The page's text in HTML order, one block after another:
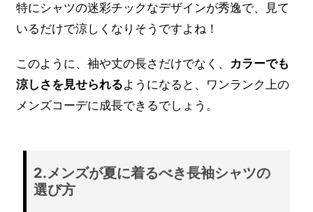
特にシャツの迷彩チックなデザインが秀逸で、見て
いるだけで涼しくなりそうですよね！
このように、袖や丈の長さだけでなく、 カラーでも
涼しさを見せられるようになると、ワンランク上の
メンズコーデに成長できるでしょう。
2.メンズが夏に着るべき長袖シャツの
選び方